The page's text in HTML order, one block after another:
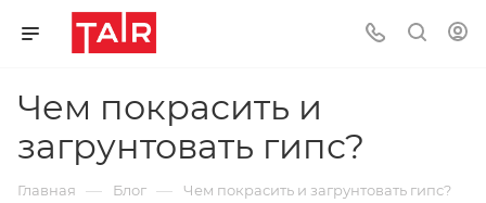
Чем покрасить и
загрунтовать гипс?
Главная — Блог — Чем покрасить и загрунтовать гипс?